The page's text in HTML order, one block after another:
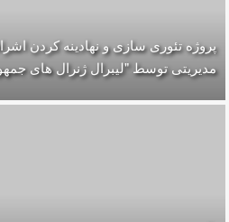
پروژه تئوری سازی و نهادینه کردن
مدیریتی توسط "لیبرال ژنرال های